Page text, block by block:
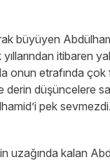
büyüyen
itibaren
onun etrafında
derin düşüncelere
pek sevmezdi.
uzağında kalan